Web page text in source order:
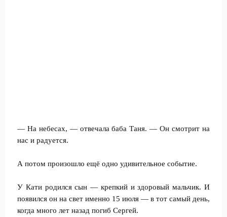
— На небесах, — отвечала баба Таня. — Он смотрит на
нас и радуется.
А потом произошло ещё одно удивительное событие.
У Кати родился сын — крепкий и здоровый мальчик. И
появился он на свет именно 15 июля — в тот самый день,
когда много лет назад погиб Сергей.